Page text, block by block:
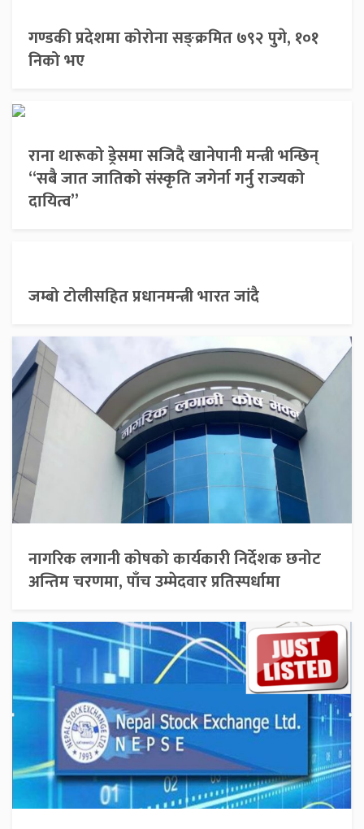
गण्डकी प्रदेशमा कोरोना सङ्क्रमित ७९२ पुगे, १०१
निको भए
राना थारूको ड्रेसमा सजिदै खानेपानी मन्त्री भन्छिन्
“सबै जात जातिको संस्कृति जगेर्ना गर्नु राज्यको
दायित्व”
जम्बो टोलीसहित प्रधानमन्त्री भारत जांदै
नागरिक लगानी कोषको कार्यकारी निर्देशक छनोट
अन्तिम चरणमा, पाँच उम्मेदवार प्रतिस्पर्धामा